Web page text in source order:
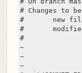
# Changes to
#	new file:   README
#	modified:   CONTRIBUTING.md
#
~
~
~